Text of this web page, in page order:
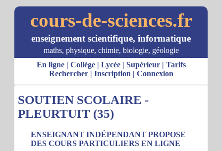
cours-de-sciences.fr
enseignement scientifique, informatique
maths, physique, chimie, biologie, géologie
En ligne| Collège| Lycée| Supérieur| Tarifs
Rechercher| Inscription | Connexion
SOUTIEN SCOLAIRE -
PLEURTUIT (35)
ENSEIGNANT INDÉPENDANT PROPOSE
DES COURS PARTICULIERS EN LIGNE